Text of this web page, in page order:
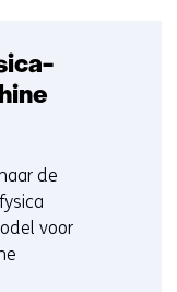
de
voor